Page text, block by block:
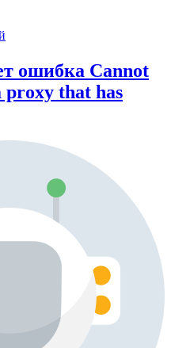
ошибка Cannot
that has